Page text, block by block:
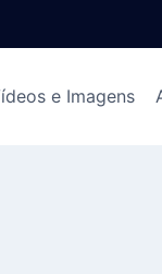
e Imagens